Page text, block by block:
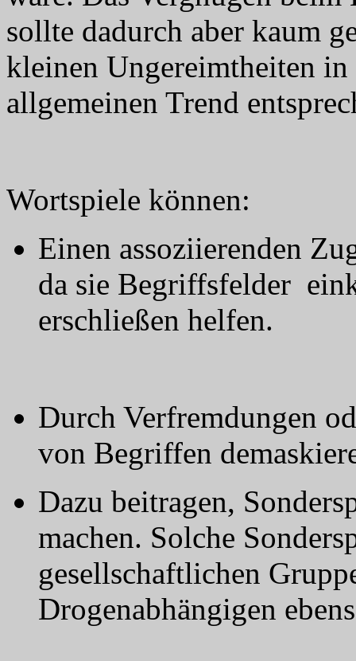
sollte dadurch aber kaum
kleinen Ungereimtheiten
allgemeinen Trend
Wortspiele können:
Einen assoziierenden
da sie Begriffsfelder
erschließen helfen.
Durch Verfremdungen
von Begriffen
Dazu beitragen,
machen. Solche
gesellschaftlichen
Drogenabhängigen